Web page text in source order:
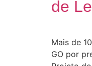
de
Mais de
GO por